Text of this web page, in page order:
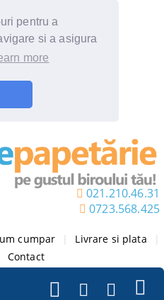
pentru a
si a asigura
more
021.210.46.31
0723.568.425
cumpar Livrare si plata
Contact